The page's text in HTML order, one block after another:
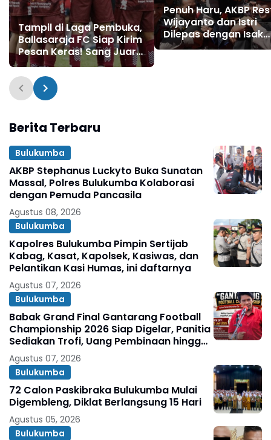
Tampil di Laga Pembuka,
Ballasaraja FC Siap Kirim
Pesan Keras! Sang Juara
Bertahan Bidik Awal
Sempurna di Piala
Kemerdekaan
Bulukumpa 2026
Penuh Haru, AKBP
Wijayanto dan Istri
Dilepas dengan Isak
Tangis Personel
Berita Terbaru
Bulukumba
AKBP Stephanus Luckyto Buka Sunatan
Massal, Polres Bulukumba Kolaborasi
dengan Pemuda Pancasila
Agustus 08, 2026
Bulukumba
Kapolres Bulukumba Pimpin Sertijab
Kabag, Kasat, Kapolsek, Kasiwas, dan
Pelantikan Kasi Humas, ini daftarnya
Agustus 07, 2026
Bulukumba
Babak Grand Final Gantarang Football
Championship 2026 Siap Digelar, Panitia
Sediakan Trofi, Uang Pembinaan hingga
Penghargaan Individu
Agustus 07, 2026
Bulukumba
72 Calon Paskibraka Bulukumba Mulai
Digembleng, Diklat Berlangsung 15 Hari
Agustus 05, 2026
Bulukumba